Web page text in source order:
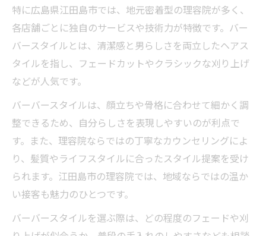
特に広島県江田島市では、地元密着型の理容院が多く、
各店舗ごとに独自のサービスや技術力が特徴です。バー
バースタイルとは、清潔感と男らしさを両立したヘアス
タイルを指し、フェードカットやクラシックな刈り上げ
などが人気です。
バーバースタイルは、顔立ちや骨格に合わせて細かく調
整できるため、自分らしさを表現しやすいのが利点で
す。また、理容院ならではの丁寧なカウンセリングによ
り、髪質やライフスタイルに合ったスタイル提案を受け
られます。江田島市の理容院では、地域ならではの温か
い接客も魅力のひとつです。
バーバースタイルを選ぶ際は、どの程度のフェードや刈